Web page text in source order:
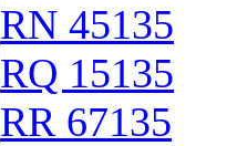
RN 45135
RQ 15135
RR 67135